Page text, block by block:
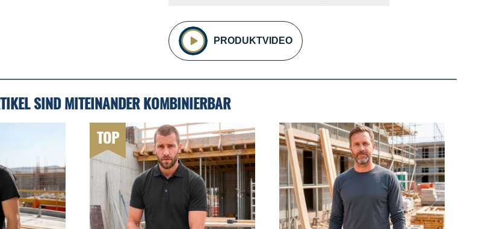
PRODUKTVIDEO
SIND MITEINANDER KOMBINIERBAR
TOP